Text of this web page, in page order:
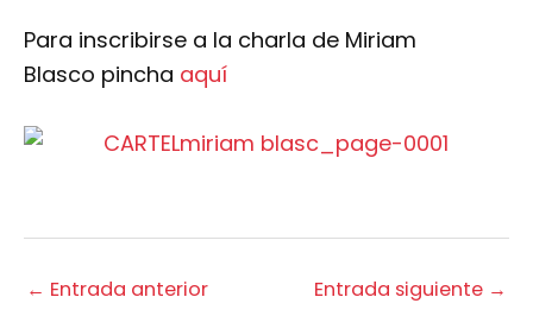
Para inscribirse a la charla de Miriam
Blasco pincha aquí
← Entrada anterior Entrada siguiente →